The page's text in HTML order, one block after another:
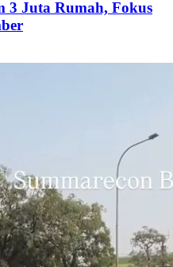
3 Juta Rumah, Fokus